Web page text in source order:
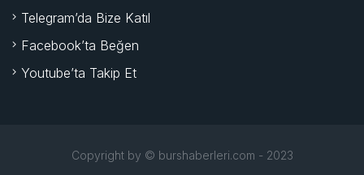
Telegram’da Bize Katıl
Facebook’ta Beğen
Youtube’ta Takip Et
Copyright by © burshaberleri.com - 2023